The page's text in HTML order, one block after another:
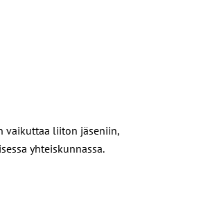
vaikuttaa liiton jäseniin,
yhteiskunnassa.